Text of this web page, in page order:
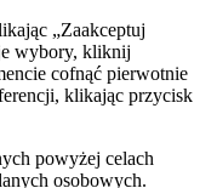
„Zaakceptuj
wybory, kliknij
cofnąć pierwotnie
klikając przycisk
powyżej celach
osobowych.